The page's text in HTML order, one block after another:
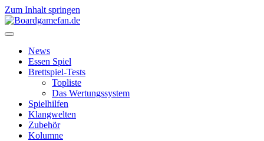
Zum Inhalt springen
News
Essen Spiel
Brettspiel-Tests
Topliste
Das Wertungssystem
Spielhilfen
Klangwelten
Zubehör
Kolumne